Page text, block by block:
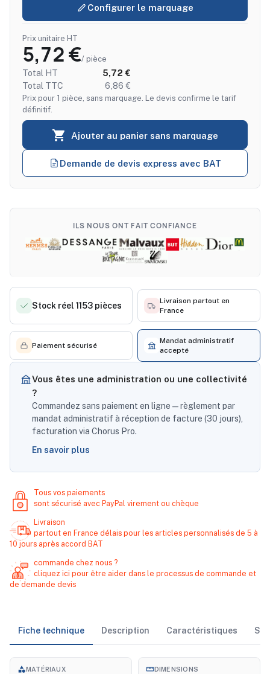
Configurer le marquage
Prix unitaire HT
5,72 €/ pièce
Total HT
5,72 €
Total TTC
6,86 €
Prix pour 1 pièce, sans marquage. Le devis confirme le tarif
définitif.
 Ajouter au panier sans marquage
Demande de devis express avec BAT
ILS NOUS ONT FAIT CONFIANCE
Stock réel 1153 pièces
Livraison partout en
France
Paiement sécurisé
Mandat administratif
accepté
Vous êtes une administration ou une collectivité
?
Commandez sans paiement en ligne — règlement par
mandat administratif à réception de facture (30 jours),
facturation via Chorus Pro.
En savoir plus
Tous vos paiements
sont sécurisé avec PayPal virement ou chèque
Livraison
partout en France délais pour les articles personnalisés de 5 à
10 jours après accord BAT
commande chez nous ?
cliquez ici pour être aider dans le processus de commande et
de demande devis
Fiche technique Description Caractéristiques
categoryMATÉRIAUX straightenDIMENSIONS